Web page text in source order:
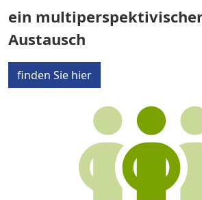
ein
Austausch
finden Sie hier